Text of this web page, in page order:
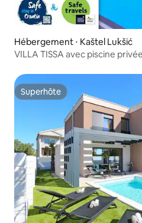
Hébergement ⋅ Kaštel Lukšić
VILLA TISSA avec piscine
Superhôte
Superhôte